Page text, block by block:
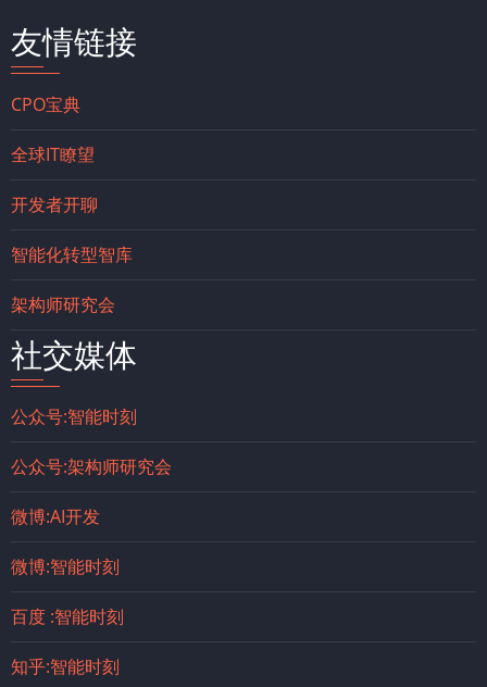
友情链接
CPO宝典
全球IT瞭望
开发者开聊
智能化转型智库
架构师研究会
社交媒体
公众号:智能时刻
公众号:架构师研究会
微博:AI开发
微博:智能时刻
百度 :智能时刻
知乎:智能时刻